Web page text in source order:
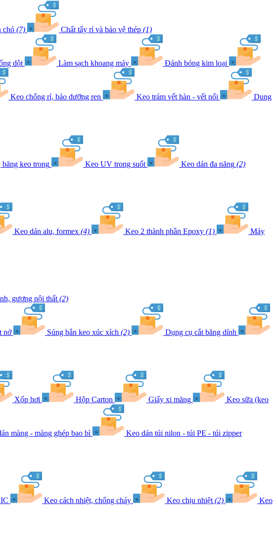
chó (7) Chất tẩy rỉ và bảo vệ thép (1)
dột Làm sạch khoang máy Đánh bóng kim loại
Keo chống rỉ, bảo dưỡng ren Keo trám vết hàn - vết nối Dung
băng keo trong Keo UV trong suốt Keo dán đa năng (2)
Keo dán alu, formex (4) Keo 2 thành phần Epoxy (1) Máy
gương nội thất (2)
nở Súng bắn keo xúc xích (2) Dụng cụ cắt băng dính
Xốp hơi Hộp Carton Giấy xi măng Keo sữa (keo
màng - màng ghép bao bì Keo dán túi nilon - túi PE - túi zipper
Keo cách nhiệt, chống cháy Keo chịu nhiệt (2) Keo